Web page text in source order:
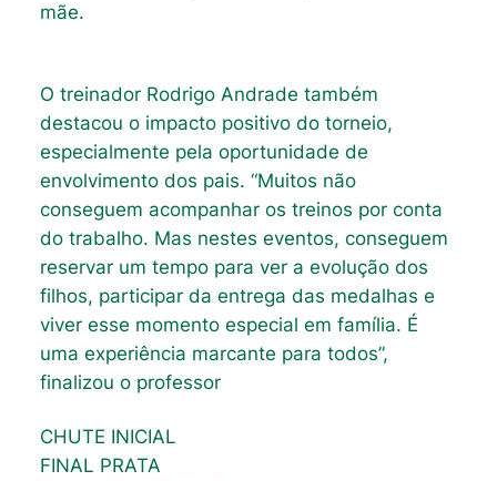
mãe.
O treinador Rodrigo Andrade também
destacou o impacto positivo do torneio,
especialmente pela oportunidade de
envolvimento dos pais. “Muitos não
conseguem acompanhar os treinos por conta
do trabalho. Mas nestes eventos, conseguem
reservar um tempo para ver a evolução dos
filhos, participar da entrega das medalhas e
viver esse momento especial em família. É
uma experiência marcante para todos”,
finalizou o professor
CHUTE INICIAL
FINAL PRATA